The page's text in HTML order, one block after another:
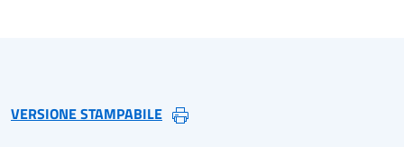
VERSIONE STAMPABILE